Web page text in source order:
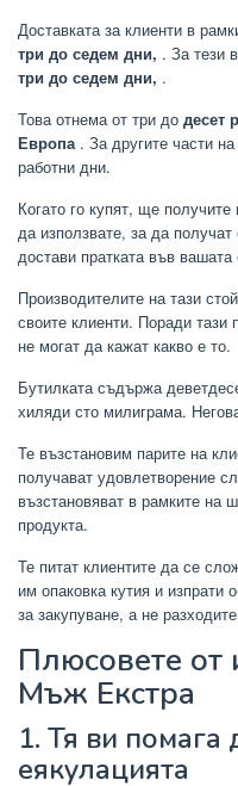
Доставката за клиенти в
три до седем дни, . За тези в
три до седем дни, .
Това отнема от три до десет
Европа . За другите части
работни дни.
Когато го купят, ще
да използвате, за да
достави пратката във вашата
Производителите на тази
своите клиенти. Поради тази
не могат да кажат какво е то.
Бутилката съдържа
хиляди сто милиграма.
Те възстановим парите на
получават удовлетворение
възстановяват в рамките на
продукта.
Те питат клиентите да се
им опаковка кутия и изпрати
за закупуване, а не
Плюсовете от
Мъж Екстра
1. Тя ви помага
еякулацията